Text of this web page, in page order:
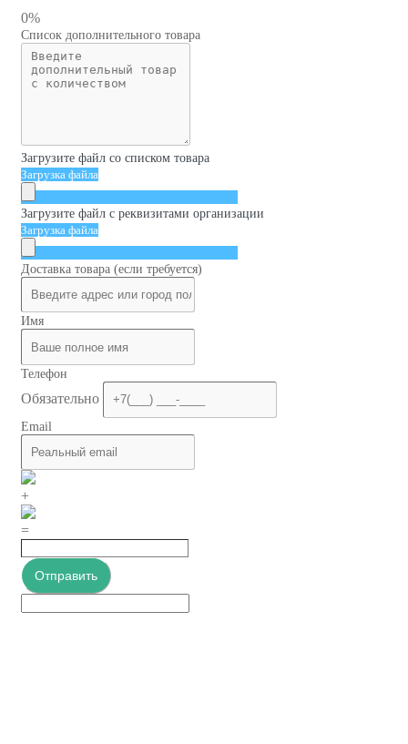
0%
Список дополнительного товара
Загрузите файл со списком товара
Загрузка файла
Загрузите файл с реквизитами организации
Загрузка файла
Доставка товара (если требуется)
Имя
Телефон
Обязательно
Email
+
=
Отправить